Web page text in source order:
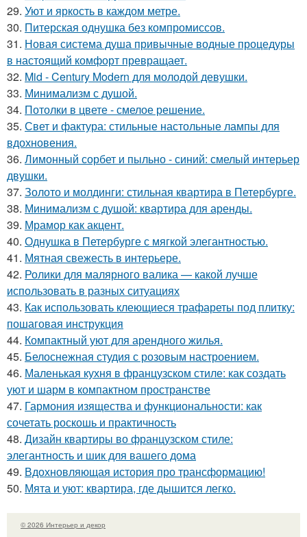
29. Уют и яркость в каждом метре.
30. Питерская однушка без компромиссов.
31. Новая система душа привычные водные процедуры
в настоящий комфорт превращает.
32. Mid - Century Modern для молодой девушки.
33. Минимализм с душой.
34. Потолки в цвете - смелое решение.
35. Свет и фактура: стильные настольные лампы для
вдохновения.
36. Лимонный сорбет и пыльно - синий: смелый интерьер
двушки.
37. Золото и молдинги: стильная квартира в Петербурге.
38. Минимализм с душой: квартира для аренды.
39. Мрамор как акцент.
40. Однушка в Петербурге с мягкой элегантностью.
41. Мятная свежесть в интерьере.
42. Ролики для малярного валика — какой лучше
использовать в разных ситуациях
43. Как использовать клеющиеся трафареты под плитку:
пошаговая инструкция
44. Компактный уют для арендного жилья.
45. Белоснежная студия с розовым настроением.
46. Маленькая кухня в французском стиле: как создать
уют и шарм в компактном пространстве
47. Гармония изящества и функциональности: как
сочетать роскошь и практичность
48. Дизайн квартиры во французском стиле:
элегантность и шик для вашего дома
49. Вдохновляющая история про трансформацию!
50. Мята и уют: квартира, где дышится легко.
© 2026 Интерьер и декор